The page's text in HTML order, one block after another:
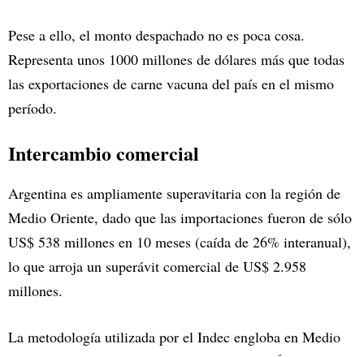
Pese a ello, el monto despachado no es poca cosa.
Representa unos 1000 millones de dólares más que todas
las exportaciones de carne vacuna del país en el mismo
período.
Intercambio comercial
Argentina es ampliamente superavitaria con la región de
Medio Oriente, dado que las importaciones fueron de sólo
US$ 538 millones en 10 meses (caída de 26% interanual),
lo que arroja un superávit comercial de US$ 2.958
millones.
La metodología utilizada por el Indec engloba en Medio